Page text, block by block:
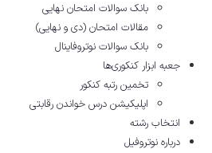
بانک سوالات امتحان نهایی
مقالات امتحان (دی و نهایی)
بانک سوالات نوتروفاینال
جعبه ابزار کنکوری‌ها
تخمین رتبه کنکور
اپلیکیشن درس خواندن رقابتی
انتخاب رشته
درباره نوتروفیل